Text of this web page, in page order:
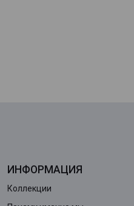
ИНФОРМАЦИЯ
Коллекции